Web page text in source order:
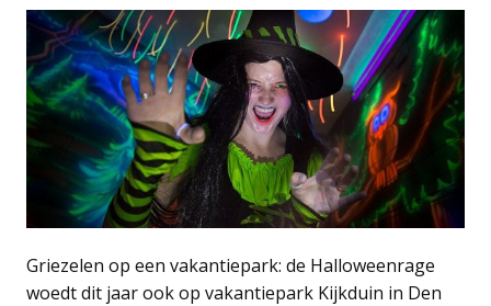
Griezelen op een vakantiepark: de Halloweenrage
woedt dit jaar ook op vakantiepark Kijkduin in Den